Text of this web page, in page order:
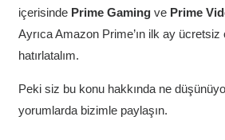
içerisinde Prime Gaming ve Prime
Ayrıca Amazon Prime’ın ilk ay ücretsiz
hatırlatalım.
Peki siz bu konu hakkında ne
yorumlarda bizimle paylaşın.